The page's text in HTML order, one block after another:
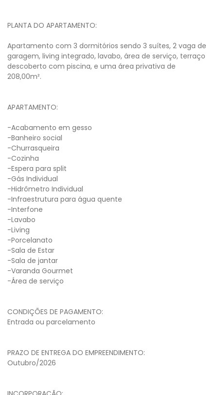
PLANTA DO APARTAMENTO:
Apartamento com 3 dormitórios sendo 3 suítes, 2 vaga de
garagem, living integrado, lavabo, área de serviço, terraço
descoberto com piscina, e uma área privativa de
208,00m².
APARTAMENTO:
-Acabamento em gesso
-Banheiro social
-Churrasqueira
-Cozinha
-Espera para split
-Gás Individual
-Hidrômetro Individual
-Infraestrutura para água quente
-Interfone
-Lavabo
-Living
-Porcelanato
-Sala de Estar
-Sala de jantar
-Varanda Gourmet
-Área de serviço
CONDIÇÕES DE PAGAMENTO:
Entrada ou parcelamento
PRAZO DE ENTREGA DO EMPREENDIMENTO:
Outubro/2026